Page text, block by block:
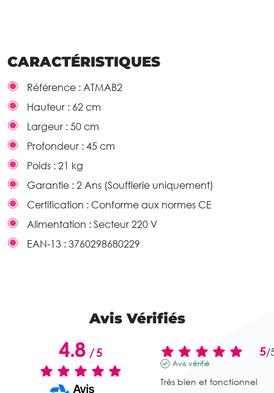
CARACTÉRISTIQUES
Référence : ATMAB2
Hauteur : 62 cm
Largeur : 50 cm
Profondeur : 45 cm
Poids : 21 kg
Garantie : 2 Ans (Soufflerie uniquement)
Certification : Conforme aux normes CE
Alimentation : Secteur 220 V
EAN-13 : 3760298680229
Avis Vérifiés
4.8/5 5/
Avis vérifié
Très bien et fonctionnel